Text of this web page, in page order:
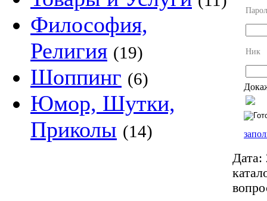
Философия,
Религия (19)
Шоппинг (6)
Юмор, Шутки,
Приколы (14)
Ник
Дата: